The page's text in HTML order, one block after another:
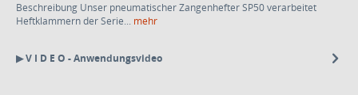
Beschreibung Unser pneumatischer Zangenhefter SP50 verarbeitet
Heftklammern der Serie... mehr
▶ V I D E O - Anwendungsvideo